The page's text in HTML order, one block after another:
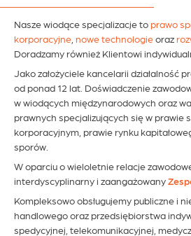
Nasze wiodące specjalizacje toprawo
korporacyjne nowe technologieoraz
Doradzamy również Klientowi
Jako założyciele kancelarii działalność
od ponad 12 lat. Doświadczenie
w wiodących międzynarodowych oraz
prawnych specjalizujących się w prawie
korporacyjnym, prawie rynku
sporów.
W oparciu o wieloletnie relacje
interdyscyplinarny i zaangażowany
Kompleksowo obsługujemy publiczne i
handlowego oraz przedsiębiorstwa
spedycyjnej, telekomunikacyjnej,